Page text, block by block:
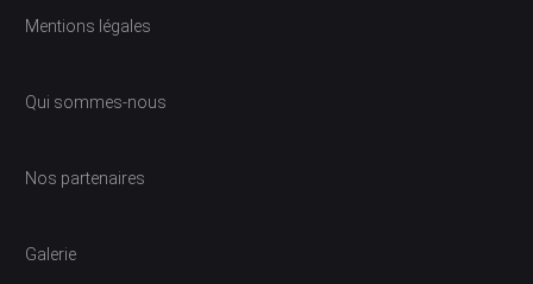
Mentions légales
Qui sommes-nous
Nos partenaires
Galerie